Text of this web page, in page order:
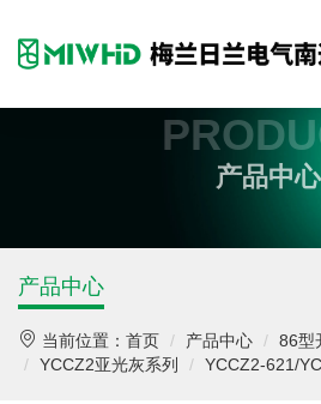
产品中心
产品中心
当前位置： 首页 产品中心
86型
YCCZ2亚光灰系列
YCCZ2-621/